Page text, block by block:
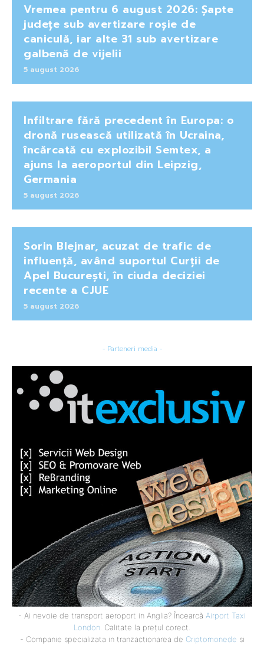
Vremea pentru 6 august 2026: Șapte
județe sub avertizare roșie de
caniculă, iar alte 31 sub avertizare
galbenă de vijelii
5 august 2026
Infiltrare fără precedent în Europa: o
dronă rusească utilizată în Ucraina,
încărcată cu explozibil Semtex, a
ajuns la aeroportul din Leipzig,
Germania
5 august 2026
Sorin Blejnar, acuzat de trafic de
influență, având suportul Curții de
Apel București, în ciuda deciziei
recente a CJUE
5 august 2026
- Parteneri media -
- Ai nevoie de transport aeroport in Anglia? Încearcă Airport Taxi
London . Calitate la prețul corect.
- Companie specializata in tranzactionarea de Criptomonede si